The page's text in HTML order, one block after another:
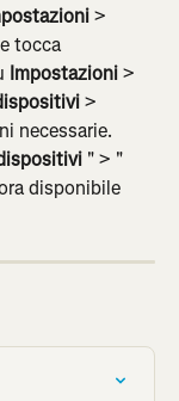
>
tocca
Impostazioni >
>
necessarie.
" > "
disponibile